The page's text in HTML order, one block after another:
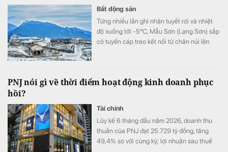
Bất động sản
Từng nhiều lần ghi nhận tuyết rơi và nhiệt
độ xuống tới -5°C, Mẫu Sơn (Lạng Sơn) sắp
có tuyến cáp treo kết nối từ chân núi lên
PNJ nói gì về thời điểm hoạt động kinh doanh phục
hồi?
Tài chính
Lũy kế 6 tháng đầu năm 2026, doanh thu
thuần của PNJ đạt 25.729 tỷ đồng, tăng
49,4% so với cùng kỳ; lợi nhuận sau thuế